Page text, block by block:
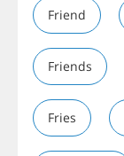
Friend
Friends
Fries